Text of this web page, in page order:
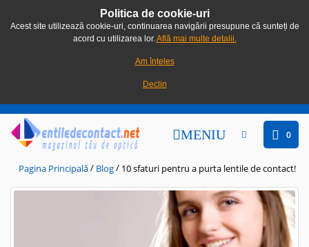
Politica de cookie-uri
Acest site utilizează cookie-uri, continuarea navigării presupune că sunteți de
acord cu utilizarea lor.Află mai multe detalii.
Am înțeles
Declin
0
MENIU
Pagina Principală/ Blog/ 10 sfaturi pentru a purta lentile de contact!